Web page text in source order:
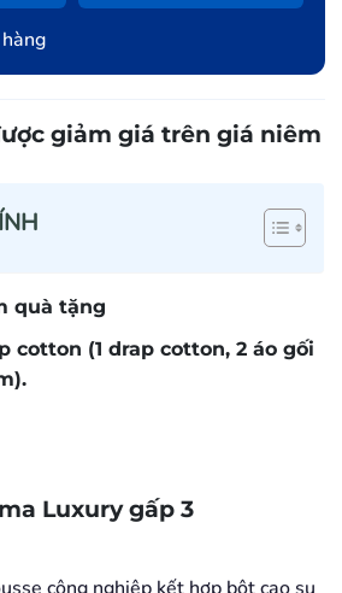
giảm giá trên giá niêm
quà tặng
cotton (1 drap cotton, 2 áo gối
Luxury gấp 3